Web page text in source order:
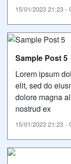
15/01/2023 21:23 -
Sample Post 5
Lorem ipsum
elit, sed do
dolore magna
nostrud ex
15/01/2023 21:23 -